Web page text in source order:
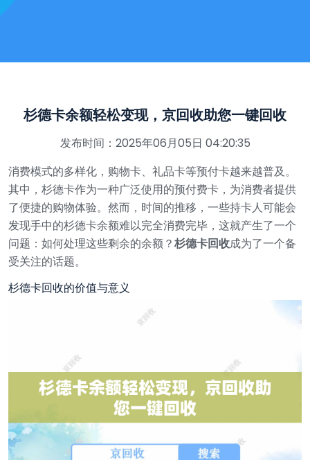
杉德卡余额轻松变现，京回收助您一键回收
发布时间：2025年06月05日 04:20:35
消费模式的多样化，购物卡、礼品卡等预付卡越来越普及。
其中，杉德卡作为一种广泛使用的预付费卡，为消费者提供
了便捷的购物体验。然而，时间的推移，一些持卡人可能会
发现手中的杉德卡余额难以完全消费完毕，这就产生了一个
问题：如何处理这些剩余的余额？杉德卡回收成为了一个备
受关注的话题。
杉德卡回收的价值与意义